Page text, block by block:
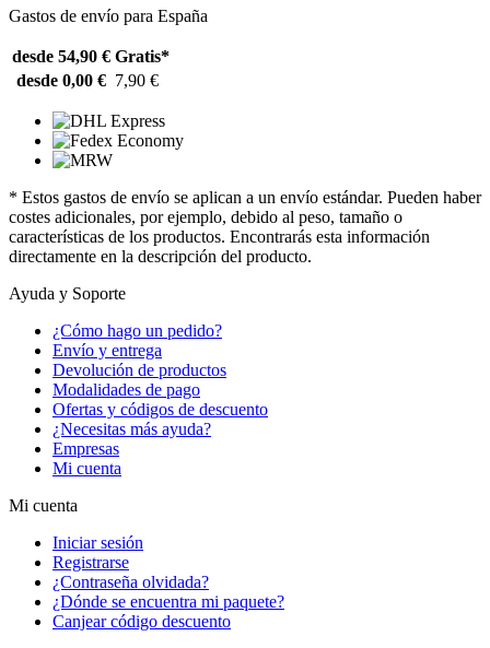
Gastos de envío para España
desde 54,90 € Gratis*
desde 0,00 € 7,90 €
* Estos gastos de envío se aplican a un envío estándar. Pueden haber
costes adicionales, por ejemplo, debido al peso, tamaño o
características de los productos. Encontrarás esta información
directamente en la descripción del producto.
Ayuda y Soporte
¿Cómo hago un pedido?
Envío y entrega
Devolución de productos
Modalidades de pago
Ofertas y códigos de descuento
¿Necesitas más ayuda?
Empresas
Mi cuenta
Mi cuenta
Iniciar sesión
Registrarse
¿Contraseña olvidada?
¿Dónde se encuentra mi paquete?
Canjear código descuento